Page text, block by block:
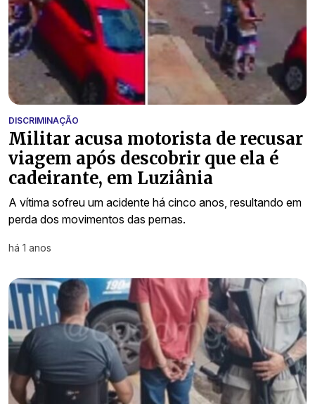
DISCRIMINAÇÃO
Militar acusa motorista de recusar
viagem após descobrir que ela é
cadeirante, em Luziânia
A vítima sofreu um acidente há cinco anos, resultando em
perda dos movimentos das pernas.
há 1 anos